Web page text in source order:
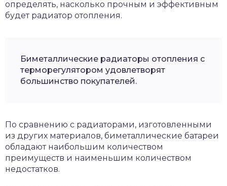
определять, насколько прочным и эффективным
будет радиатор отопления.
Биметаллические радиаторы отопления с
терморегулятором удовлетворят
большинство покупателей.
По сравнению с радиаторами, изготовленными
из других материалов, биметаллические батареи
обладают наибольшим количеством
преимуществ и наименьшим количеством
недостатков.